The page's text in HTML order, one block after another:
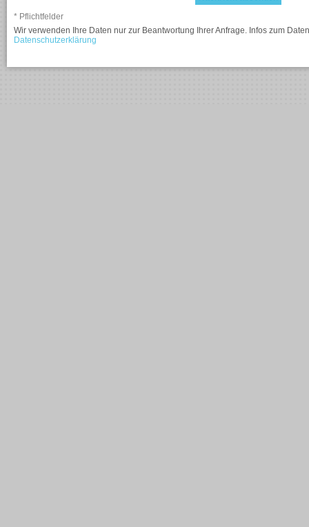
* Pflichtfelder
Wir verwenden Ihre Daten nur zur Beantwortung Ihrer Anfrage. Infos zum
Datenschutzerklärung